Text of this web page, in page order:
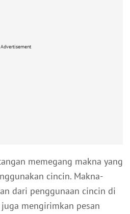
Advertisement
memegang makna yang
cincin. Makna-
dari penggunaan cincin di
mengirimkan pesan